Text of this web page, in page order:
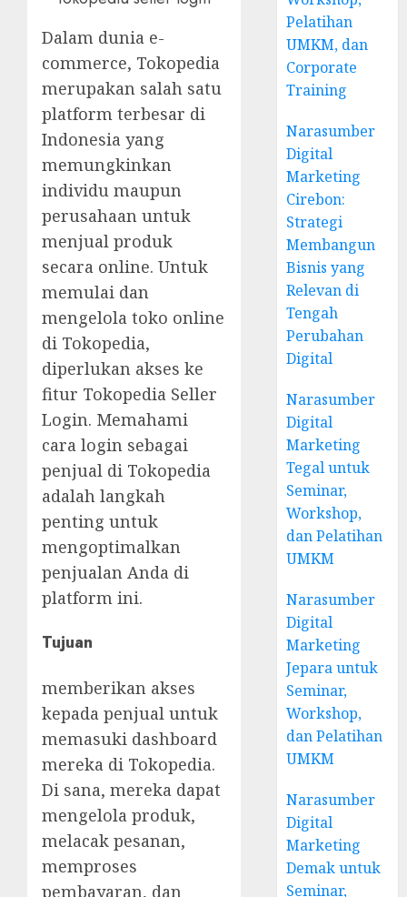
Dalam dunia e-
commerce, Tokopedia
merupakan salah satu
platform terbesar di
Indonesia yang
memungkinkan
individu maupun
perusahaan untuk
menjual produk
secara online. Untuk
memulai dan
mengelola toko online
di Tokopedia,
diperlukan akses ke
fitur Tokopedia Seller
Login. Memahami
cara login sebagai
penjual di Tokopedia
adalah langkah
penting untuk
mengoptimalkan
penjualan Anda di
platform ini.
Tujuan
memberikan akses
kepada penjual untuk
memasuki dashboard
mereka di Tokopedia.
Di sana, mereka dapat
mengelola produk,
melacak pesanan,
memproses
pembayaran, dan
Pelatihan
UMKM, dan
Corporate
Training
Narasumber
Digital
Marketing
Cirebon:
Strategi
Membangun
Bisnis yang
Relevan di
Tengah
Perubahan
Digital
Narasumber
Digital
Marketing
Tegal untuk
Seminar,
Workshop,
dan Pelatihan
UMKM
Narasumber
Digital
Marketing
Jepara untuk
Seminar,
Workshop,
dan Pelatihan
UMKM
Narasumber
Digital
Marketing
Demak untuk
Seminar,